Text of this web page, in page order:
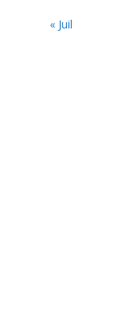
« Juil